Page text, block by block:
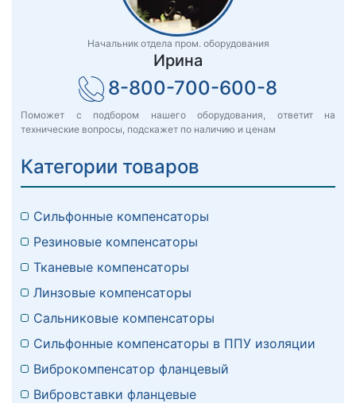
Начальник отдела пром. оборудования
Ирина
8-800-700-600-8
Поможет с подбором нашего оборудования, ответит на
технические вопросы, подскажет по наличию и ценам
Категории товаров
Сильфонные компенсаторы
Резиновые компенсаторы
Тканевые компенсаторы
Линзовые компенсаторы
Сальниковые компенсаторы
Сильфонные компенсаторы в ППУ изоляции
Виброкомпенсатор фланцевый
Вибровставки фланцевые